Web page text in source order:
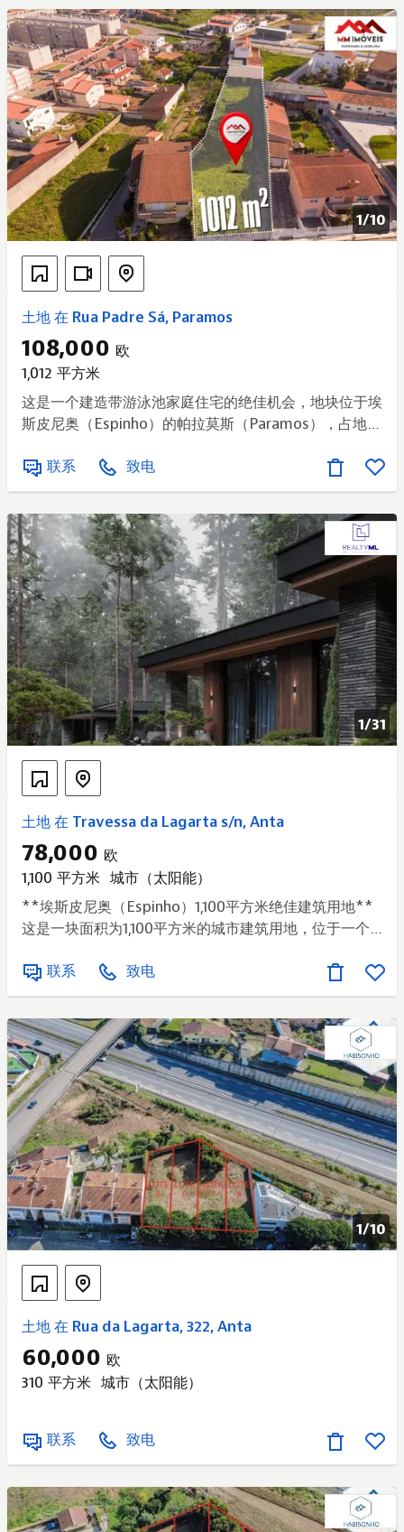
1/10
土地 在 Rua Padre Sá, Paramos
108,000 欧
1,012 平方米
这是一个建造带游泳池家庭住宅的绝佳机会，地块位于埃
斯皮尼奥（Espinho）的帕拉莫斯（Paramos），占地
的 2 号地块，为开发一个舒适、现代且完全符合您需求
的住宅项目提供了理想条件。 建筑占地面积为 200 平方
米，总建筑面积可达 320 平方米，附属建筑面积为 80
平方米，足以打造一栋宽敞、实用且拥有出色户外空间的
住宅。 主要特点： - 住宅建设用地； - 地块总面积：
1,012 平方米； - 建筑占地面积：200 平方米； - 总建筑
面积：320 平方米； - 附属建筑面积：80 平方米； - 第
14/82 号土地细分许可证之 2 号地块； - 可
联系 致电
1/31
土地 在 Travessa da Lagarta s/n, Anta
78,000 欧
1,100 平方米 城市（太阳能）
**埃斯皮尼奥（Espinho）1,100平方米绝佳建筑用地**
这是一块面积为1,100平方米的城市建筑用地，位于一个
静，地块位于道路尽头，编号为8号地块。 地块周边有一
小片森林，赋予其如天堂般的环境，非常适合建造带有游
泳池及其他配套设施的住宅，为房产营造出一种宁静的隐
居氛围。 该地块距离埃斯皮尼奥海滩和火车站不到10分
钟路程，距离A29和A41高速公路入口仅5分钟路程。 地
处盖亚（Gaia）和波尔图（Porto）市15分钟半径范围
内，是那些既想享受宁静生活，又想靠近城市的人们的理
想之选。 注意：所展示的照片仅为对未来环境和舒适度
的构想建议。 感兴趣了吗？ 请预约参观！
联系 致电
1/10
土地 在 Rua da Lagarta, 322, Anta
60,000 欧
310 平方米 城市（太阳能）
联系 致电